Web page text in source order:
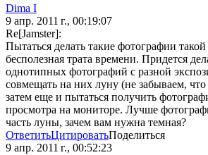
Dima I
9 апр. 2011 г., 00:19:07
Re[Jamster]:
Пытаться делать такие фотографии
бесполезная трата времени. Придется
однотипных фотографий с разной
совмещать на них луну (не забываем, что
затем еще и пытаться получить
просмотра на мониторе. Лучше
часть луны, зачем вам нужна темная?
ОтветитьЦитироватьПоделиться
9 апр. 2011 г., 00:52:23